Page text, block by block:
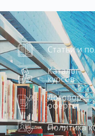
Статьи и
Каталог
курсов
Договор
оферты
Политика